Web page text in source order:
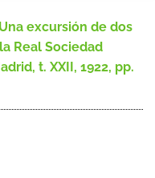
excursión de dos
Real Sociedad
t. XXII, 1922, pp.